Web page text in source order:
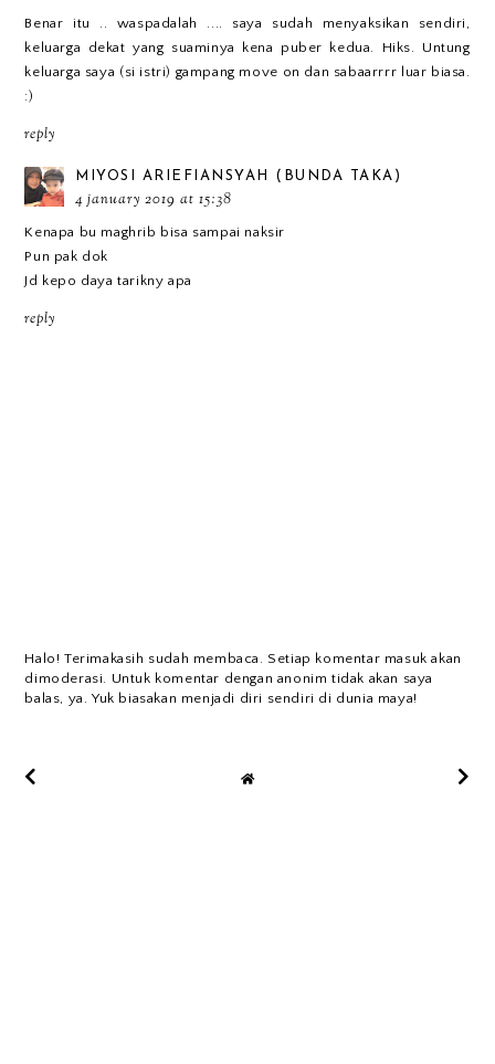
Benar itu .. waspadalah .... saya sudah menyaksikan sendiri,
keluarga dekat yang suaminya kena puber kedua. Hiks. Untung
keluarga saya (si istri) gampang move on dan sabaarrrr luar biasa.
:)
reply
MIYOSI ARIEFIANSYAH (BUNDA TAKA)
4 january 2019 at 15:38
Kenapa bu maghrib bisa sampai naksir
Pun pak dok
Jd kepo daya tarikny apa
reply
Halo! Terimakasih sudah membaca. Setiap komentar masuk akan
dimoderasi. Untuk komentar dengan anonim tidak akan saya
balas, ya. Yuk biasakan menjadi diri sendiri di dunia maya!